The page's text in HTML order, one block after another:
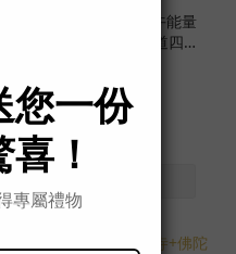
老闆私藏款釋出-端午能量
☀️千年古寺+佛陀成道四大
早期料 手工雕刻 附不鏽鋼
鍊 天然晶礦 S26AG02-04-
1